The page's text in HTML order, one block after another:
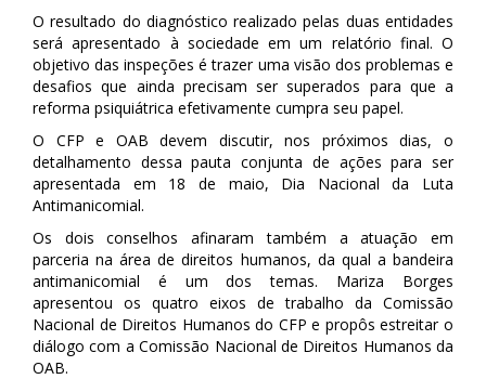
O resultado do diagnóstico realizado pelas duas entidades
será apresentado à sociedade em um relatório final. O
objetivo das inspeções é trazer uma visão dos problemas e
desafios que ainda precisam ser superados para que a
reforma psiquiátrica efetivamente cumpra seu papel.
O CFP e OAB devem discutir, nos próximos dias, o
detalhamento dessa pauta conjunta de ações para ser
apresentada em 18 de maio, Dia Nacional da Luta
Antimanicomial.
Os dois conselhos afinaram também a atuação em
parceria na área de direitos humanos, da qual a bandeira
antimanicomial é um dos temas. Mariza Borges
apresentou os quatro eixos de trabalho da Comissão
Nacional de Direitos Humanos do CFP e propôs estreitar o
diálogo com a Comissão Nacional de Direitos Humanos da
OAB.